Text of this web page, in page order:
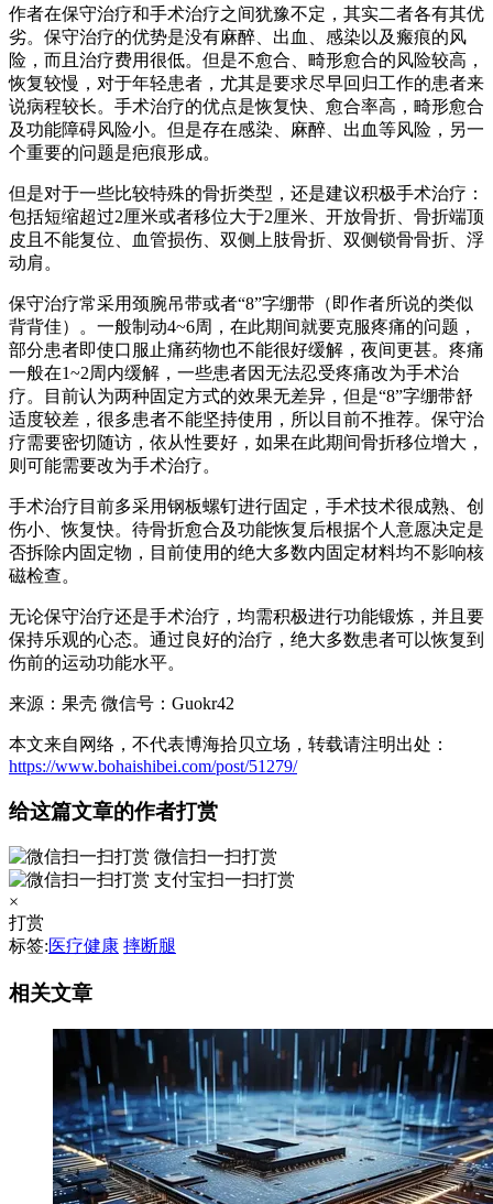
作者在保守治疗和手术治疗之间犹豫不定，其实二者各有其优
劣。保守治疗的优势是没有麻醉、出血、感染以及瘢痕的风
险，而且治疗费用很低。但是不愈合、畸形愈合的风险较高，
恢复较慢，对于年轻患者，尤其是要求尽早回归工作的患者来
说病程较长。手术治疗的优点是恢复快、愈合率高，畸形愈合
及功能障碍风险小。但是存在感染、麻醉、出血等风险，另一
个重要的问题是疤痕形成。
但是对于一些比较特殊的骨折类型，还是建议积极手术治疗：
包括短缩超过2厘米或者移位大于2厘米、开放骨折、骨折端顶
皮且不能复位、血管损伤、双侧上肢骨折、双侧锁骨骨折、浮
动肩。
保守治疗常采用颈腕吊带或者“8”字绷带（即作者所说的类似
背背佳）。一般制动4~6周，在此期间就要克服疼痛的问题，
部分患者即使口服止痛药物也不能很好缓解，夜间更甚。疼痛
一般在1~2周内缓解，一些患者因无法忍受疼痛改为手术治
疗。目前认为两种固定方式的效果无差异，但是“8”字绷带舒
适度较差，很多患者不能坚持使用，所以目前不推荐。保守治
疗需要密切随访，依从性要好，如果在此期间骨折移位增大，
则可能需要改为手术治疗。
手术治疗目前多采用钢板螺钉进行固定，手术技术很成熟、创
伤小、恢复快。待骨折愈合及功能恢复后根据个人意愿决定是
否拆除内固定物，目前使用的绝大多数内固定材料均不影响核
磁检查。
无论保守治疗还是手术治疗，均需积极进行功能锻炼，并且要
保持乐观的心态。通过良好的治疗，绝大多数患者可以恢复到
伤前的运动功能水平。
来源：果壳 微信号：Guokr42
本文来自网络，不代表博海拾贝立场，转载请注明出处：
https://www.bohaishibei.com/post/51279/
给这篇文章的作者打赏
微信扫一扫打赏
支付宝扫一扫打赏
×
打赏
标签:医疗健康 摔断腿
相关文章